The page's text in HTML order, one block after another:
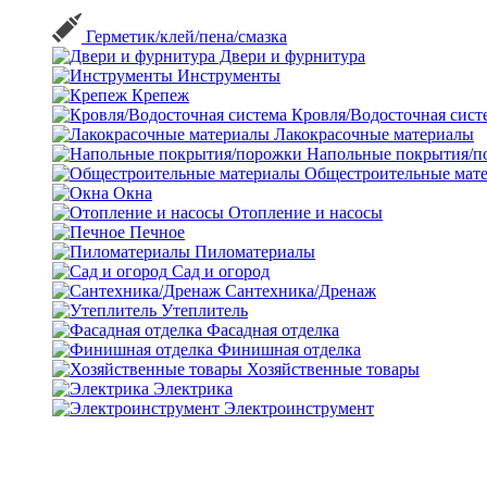
Герметик/клей/пена/смазка
Двери и фурнитура
Инструменты
Крепеж
Кровля/Водосточная
Лакокрасочные материалы
Напольные покрытия/
Общестроительные
Окна
Отопление и насосы
Печное
Пиломатериалы
Сад и огород
Сантехника/Дренаж
Утеплитель
Фасадная отделка
Финишная отделка
Хозяйственные товары
Электрика
Электроинструмент